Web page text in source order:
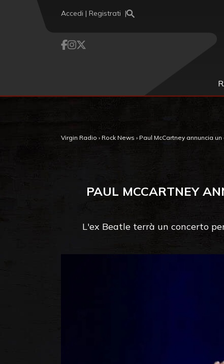
Accedi | Registrati
Virgin Radio › Rock News › Paul McCartney annuncia
PAUL MCCARTNEY
L'ex Beatle terrà un concerto